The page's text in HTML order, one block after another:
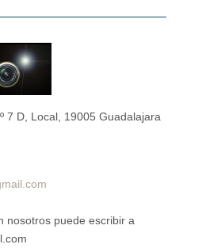
7 D, Local, 19005 Guadalajara
nosotros puede escribir a